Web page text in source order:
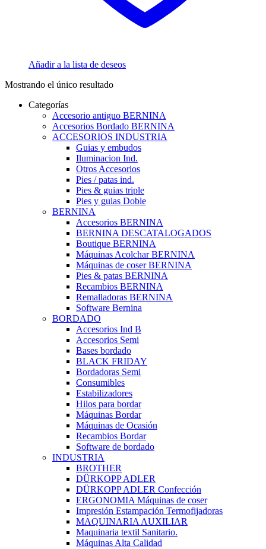
Añadir a la lista de deseos
Mostrando el único resultado
Categorías
Accesorio antiguo BERNINA
Accesorios Bordado BERNINA
ACCESORIOS INDUSTRIA
Guias y embudos
Iluminacion Ind.
Otros Accesorios
Pies / patas ind.
Pies & guias triple
Pies y guias Doble
BERNINA
Accesorios BERNINA
BERNINA DESCATALOGADOS
Boutique BERNINA
Máquinas Acolchar BERNINA
Máquinas de coser BERNINA
Pies & patas BERNINA
Recambios BERNINA
Remalladoras BERNINA
Software Bernina
BORDADO
Accesorios Ind B
Accesorios Semi
Bases bordado
BLACK FRIDAY
Bordadoras Semi
Consumibles
Estabilizadores
Hilos para bordar
Máquinas Bordar
Máquinas de Ocasión
Recambios Bordar
Software de bordado
INDUSTRIA
BROTHER
DÜRKOPP ADLER
DÜRKOPP ADLER Confección
ERGONOMIA Máquinas de coser
Impresión Estampación Termofijadoras
MAQUINARIA AUXILIAR
Maquinaria textil Sanitario.
Máquinas Alta Calidad